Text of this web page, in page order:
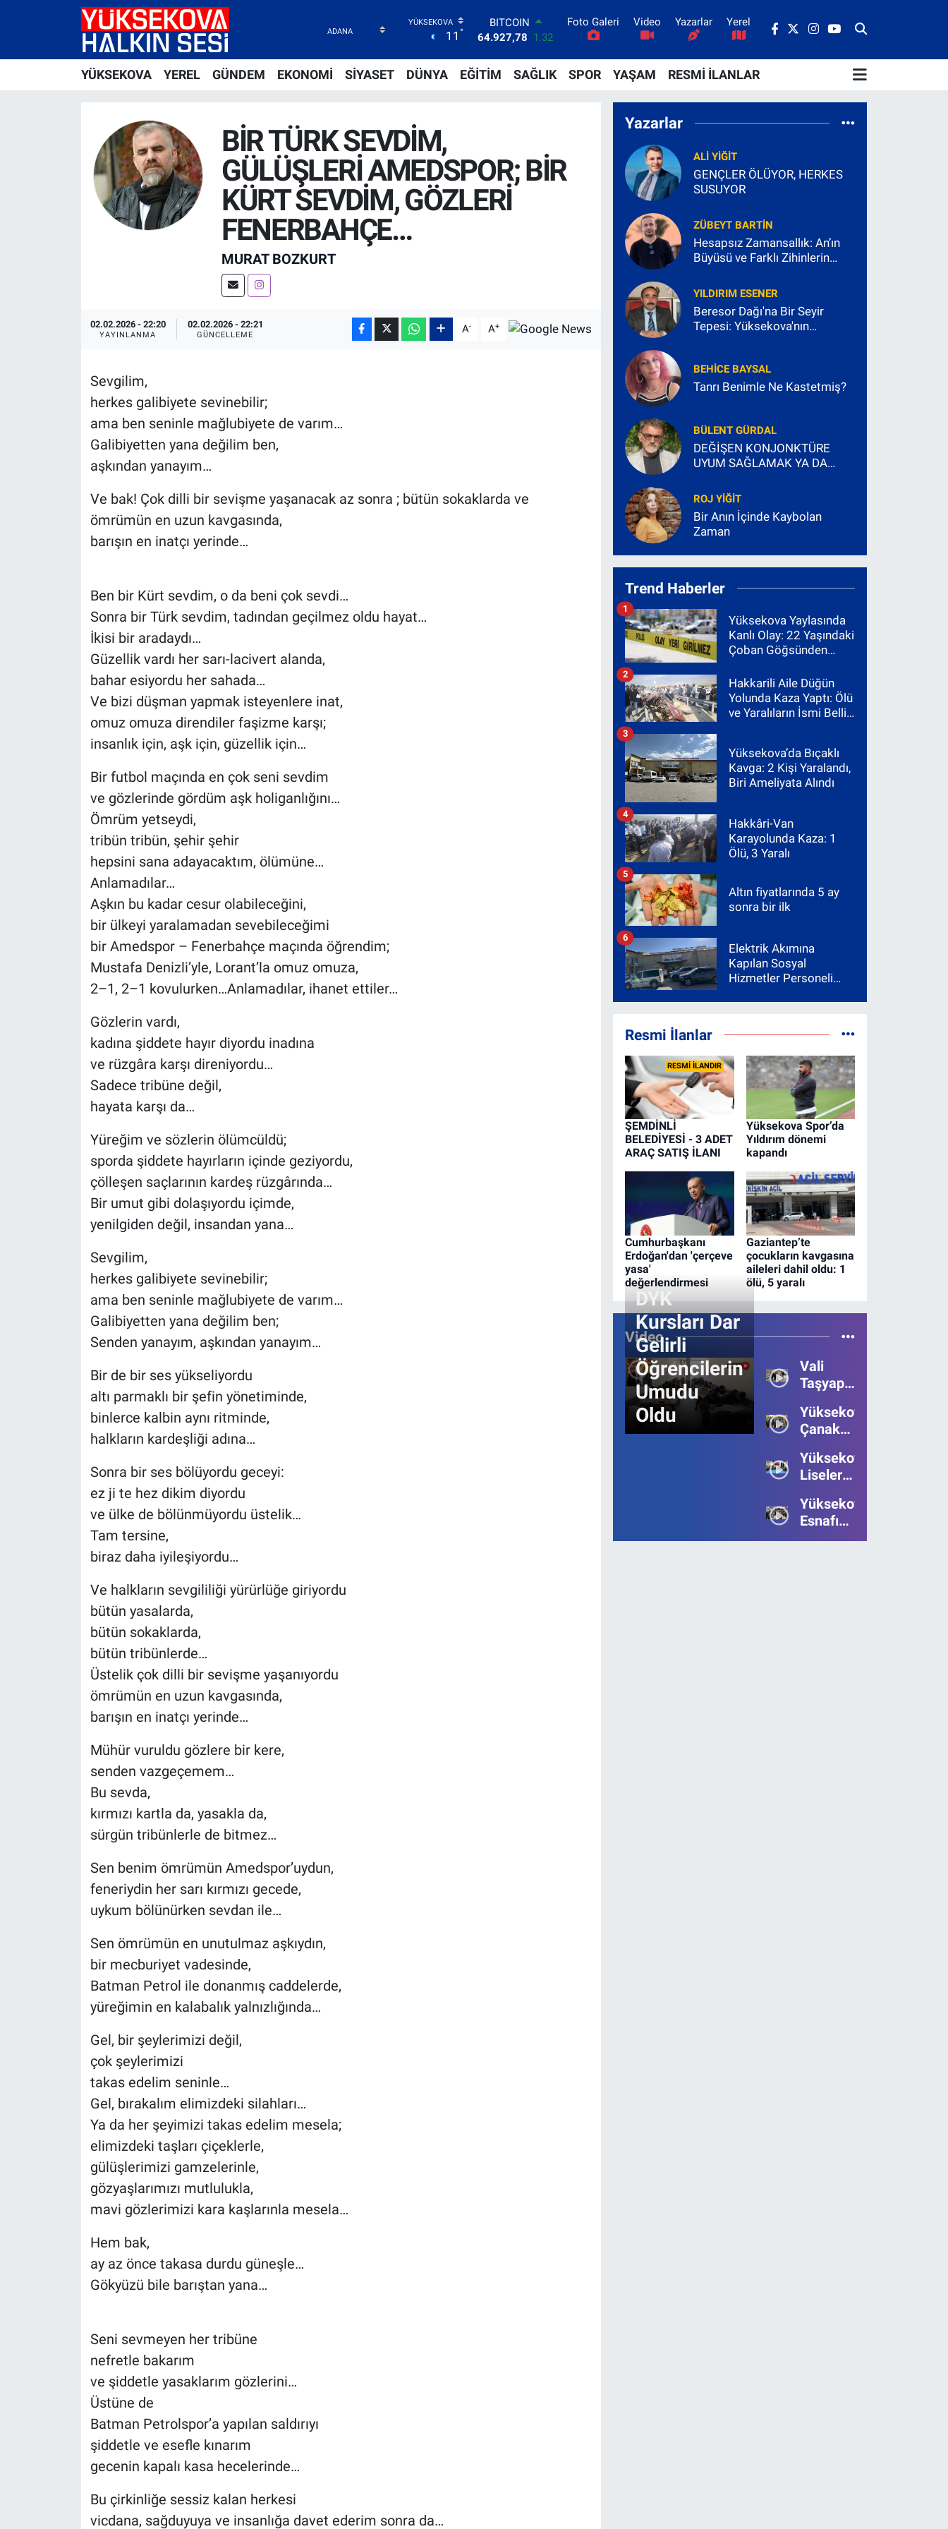
11 °
DOLAR
47,5971
0.05
55,1336
0.18
STERLİN
BITCOIN
64.927,78
Foto Galeri Video Yazarlar Yerel
YÜKSEKOVA YEREL GÜNDEM EKONOMİ SİYASET DÜNYA EĞİTİM SAĞLIK SPOR YAŞAM RESMİ İLANLAR
BİR TÜRK SEVDİM,
GÜLÜŞLERİ AMEDSPOR; BİR
KÜRT SEVDİM, GÖZLERİ
FENERBAHÇE…
MURAT BOZKURT
02.02.2026 - 22:20
YAYINLANMA
02.02.2026 - 22:21
GÜNCELLEME A- A+
Sevgilim,
herkes galibiyete sevinebilir;
ama ben seninle mağlubiyete de varım…
Galibiyetten yana değilim ben,
aşkından yanayım…
Ve bak! Çok dilli bir sevişme yaşanacak az sonra ; bütün sokaklarda ve
ömrümün en uzun kavgasında,
barışın en inatçı yerinde…
Ben bir Kürt sevdim, o da beni çok sevdi…
Sonra bir Türk sevdim, tadından geçilmez oldu hayat…
İkisi bir aradaydı…
Güzellik vardı her sarı-lacivert alanda,
bahar esiyordu her sahada…
Ve bizi düşman yapmak isteyenlere inat,
omuz omuza direndiler faşizme karşı;
insanlık için, aşk için, güzellik için…
Bir futbol maçında en çok seni sevdim
ve gözlerinde gördüm aşk holiganlığını…
Ömrüm yetseydi,
tribün tribün, şehir şehir
hepsini sana adayacaktım, ölümüne…
Anlamadılar…
Aşkın bu kadar cesur olabileceğini,
bir ülkeyi yaralamadan sevebileceğimi
bir Amedspor – Fenerbahçe maçında öğrendim;
Mustafa Denizli’yle, Lorant’la omuz omuza,
2–1, 2–1 kovulurken…Anlamadılar, ihanet ettiler…
Gözlerin vardı,
kadına şiddete hayır diyordu inadına
ve rüzgâra karşı direniyordu…
Sadece tribüne değil,
hayata karşı da…
Yüreğim ve sözlerin ölümcüldü;
sporda şiddete hayırların içinde geziyordu,
çölleşen saçlarının kardeş rüzgârında…
Bir umut gibi dolaşıyordu içimde,
yenilgiden değil, insandan yana…
Sevgilim,
herkes galibiyete sevinebilir;
ama ben seninle mağlubiyete de varım…
Galibiyetten yana değilim ben;
Senden yanayım, aşkından yanayım…
Bir de bir ses yükseliyordu
altı parmaklı bir şefin yönetiminde,
binlerce kalbin aynı ritminde,
halkların kardeşliği adına…
Sonra bir ses bölüyordu geceyi:
ez ji te hez dikim diyordu
ve ülke de bölünmüyordu üstelik…
Tam tersine,
biraz daha iyileşiyordu…
Ve halkların sevgililiği yürürlüğe giriyordu
bütün yasalarda,
bütün sokaklarda,
bütün tribünlerde…
Üstelik çok dilli bir sevişme yaşanıyordu
ömrümün en uzun kavgasında,
barışın en inatçı yerinde…
Mühür vuruldu gözlere bir kere,
senden vazgeçemem…
Bu sevda,
kırmızı kartla da, yasakla da,
sürgün tribünlerle de bitmez…
Sen benim ömrümün Amedspor’uydun,
feneriydin her sarı kırmızı gecede,
uykum bölünürken sevdan ile…
Sen ömrümün en unutulmaz aşkıydın,
bir mecburiyet vadesinde,
Batman Petrol ile donanmış caddelerde,
yüreğimin en kalabalık yalnızlığında…
Gel, bir şeylerimizi değil,
çok şeylerimizi
takas edelim seninle…
Gel, bırakalım elimizdeki silahları…
Ya da her şeyimizi takas edelim mesela;
elimizdeki taşları çiçeklerle,
gülüşlerimizi gamzelerinle,
gözyaşlarımızı mutlulukla,
mavi gözlerimizi kara kaşlarınla mesela…
Hem bak,
ay az önce takasa durdu güneşle…
Gökyüzü bile barıştan yana…
Seni sevmeyen her tribüne
nefretle bakarım
ve şiddetle yasaklarım gözlerini…
Üstüne de
Batman Petrolspor’a yapılan saldırıyı
şiddetle ve esefle kınarım
gecenin kapalı kasa hecelerinde…
Bu çirkinliğe sessiz kalan herkesi
vicdana, sağduyuya ve insanlığa davet ederim sonra da…
Yazarlar
ALI YIĞIT
GENÇLER ÖLÜYOR, HERKES
SUSUYOR
ZÜBEYT BARTIN
Hesapsız Zamansallık: An’ın
Büyüsü ve Farklı Zihinlerin
YILDIRIM ESENER
Beresor Dağı'na Bir Seyir
Tepesi: Yüksekova'nın
BEHICE BAYSAL
Tanrı Benimle Ne Kastetmiş?
BÜLENT GÜRDAL
DEĞİŞEN KONJONKTÜRE
UYUM SAĞLAMAK YA DA
ROJ YIĞIT
Bir Anın İçinde Kaybolan
Zaman
Trend Haberler
Yüksekova Yaylasında
Kanlı Olay: 22 Yaşındaki
Çoban Göğsünden
1
Hakkarili Aile Düğün
Yolunda Kaza Yaptı: Ölü
ve Yaralıların İsmi Belli
2
Yüksekova’da Bıçaklı
Kavga: 2 Kişi Yaralandı,
Biri Ameliyata Alındı
3
Hakkâri-Van
Karayolunda Kaza: 1
Ölü, 3 Yaralı
4
Altın fiyatlarında 5 ay
sonra bir ilk
5
Elektrik Akımına
Kapılan Sosyal
Hizmetler Personeli
6
Resmi İlanlar
RESMİ İLANDIR
ŞEMDİNLİ
BELEDİYESİ - 3 ADET
ARAÇ SATIŞ İLANI
Yüksekova Spor’da
Yıldırım dönemi
kapandı
Cumhurbaşkanı
Erdoğan'dan 'çerçeve
yasa'
değerlendirmesi
Gaziantep’te
çocukların kavgasına
aileleri dahil oldu: 1
ölü, 5 yaralı
Video
DYK
Kursları Dar
Gelirli
Öğrencilerin
Umudu
Oldu
Vali
Taşyapan,
Bölgesinde
İncelemelerde
Bulundu
Yüksekova’da
Çanakkale
111.Yılı
Kutlandı
Yüksekova’da
Liseler
Bilgi
Yarışmasının
Birincisi
Yüksekova
Esnafı
Bayrama
Yüksekova Nöbetçi Eczaneler
Yüksekova Trafik Yoğunluk Haritası
Süper Lig Puan Durumu ve Fikstür
Tüm Manşetler
Son Dakika Haberleri